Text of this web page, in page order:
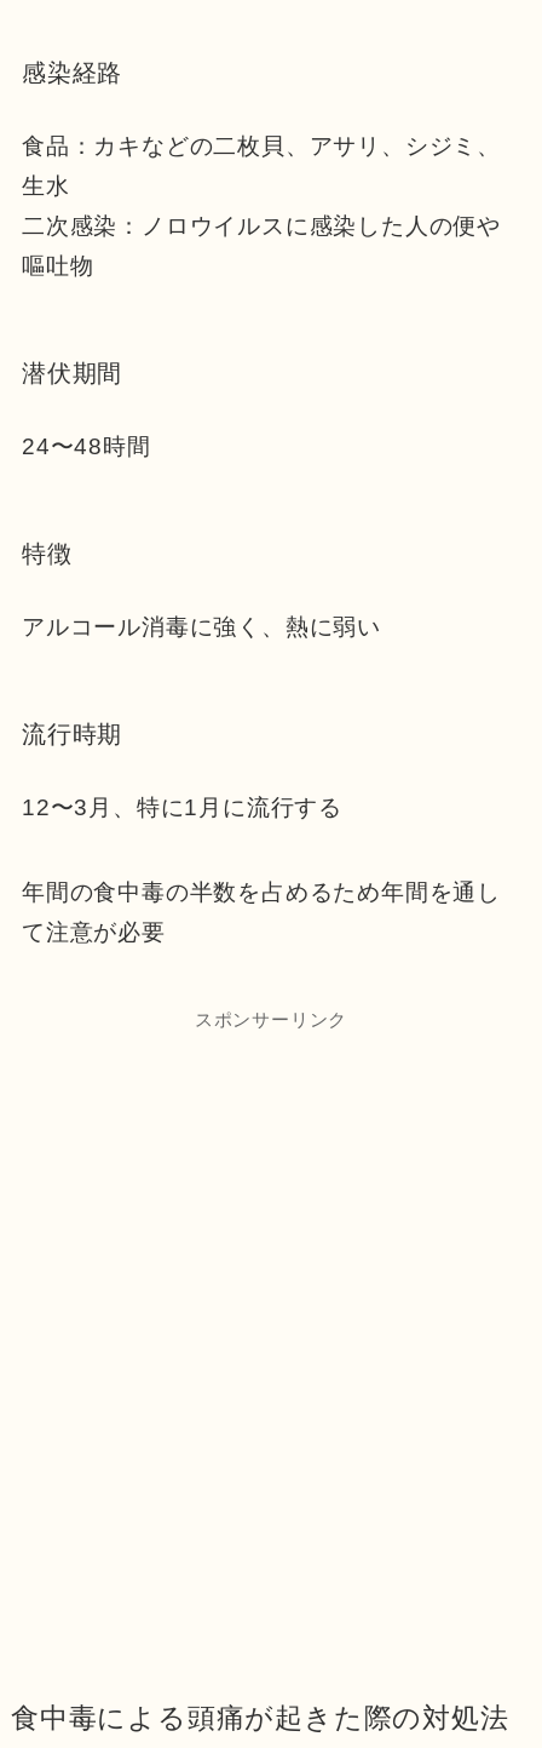
感染経路
食品：カキなどの二枚貝、アサリ、シジミ、
生水
二次感染：ノロウイルスに感染した人の便や
嘔吐物
潜伏期間
24〜48時間
特徴
アルコール消毒に強く、熱に弱い
流行時期
12〜3月、特に1月に流行する
年間の食中毒の半数を占めるため年間を通し
て注意が必要
スポンサーリンク
食中毒による頭痛が起きた際の対処法